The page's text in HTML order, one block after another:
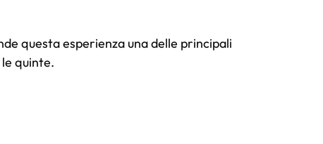
questa esperienza una delle principali
quinte.